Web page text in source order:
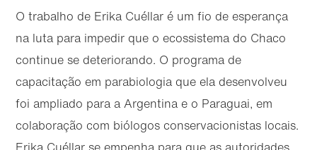
O trabalho de Erika Cuéllar é um fio de esperança
na luta para impedir que o ecossistema do Chaco
continue se deteriorando. O programa de
capacitação em parabiologia que ela desenvolveu
foi ampliado para a Argentina e o Paraguai, em
colaboração com biólogos conservacionistas locais.